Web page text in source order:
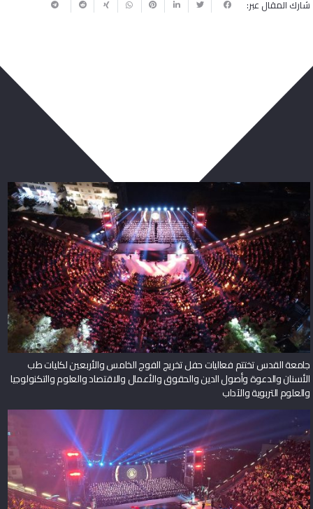
شارك المقال عبر:
جامعة القدس تختتم فعاليات حفل تخريج الفوج الخامس والأربعين لكليات طب
الأسنان والدعوة وأصول الدين والحقوق والأعمال والاقتصاد والعلوم والتكنولوجيا
والعلوم التربوية والآداب